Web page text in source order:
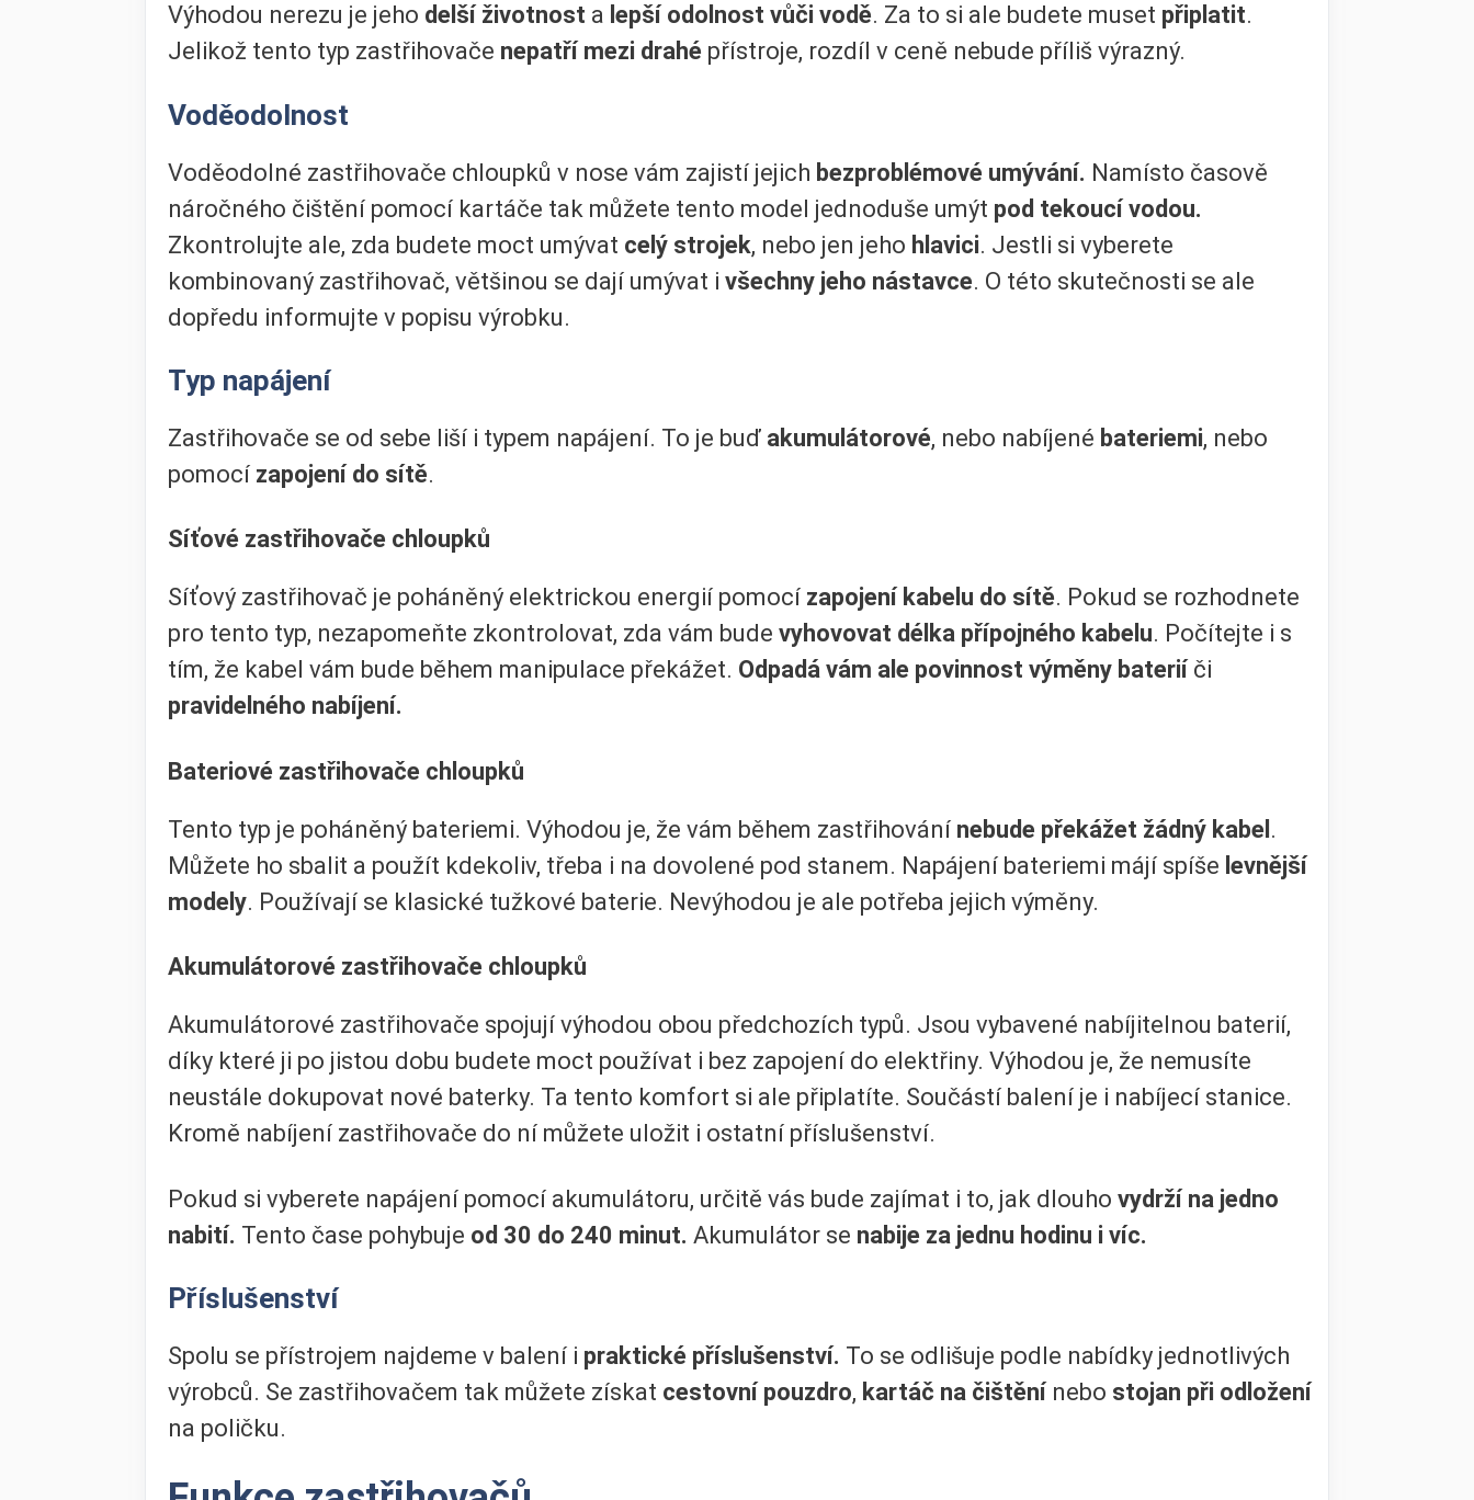
Výhodou nerezu je jeho delší životnost a lepší odolnost vůči vodě. Za to si ale budete muset připlatit.
Jelikož tento typ zastřihovače nepatří mezi drahé přístroje, rozdíl v ceně nebude příliš výrazný.
Voděodolnost
Voděodolné zastřihovače chloupků v nose vám zajistí jejich bezproblémové umývání. Namísto časově
náročného čištění pomocí kartáče tak můžete tento model jednoduše umýt pod tekoucí vodou.
Zkontrolujte ale, zda budete moct umývat celý strojek, nebo jen jeho hlavici. Jestli si vyberete
kombinovaný zastřihovač, většinou se dají umývat i všechny jeho nástavce. O této skutečnosti se ale
dopředu informujte v popisu výrobku.
Typ napájení
Zastřihovače se od sebe liší i typem napájení. To je buď akumulátorové, nebo nabíjené bateriemi, nebo
pomocí zapojení do sítě.
Síťové zastřihovače chloupků
Síťový zastřihovač je poháněný elektrickou energií pomocí zapojení kabelu do sítě. Pokud se rozhodnete
pro tento typ, nezapomeňte zkontrolovat, zda vám bude vyhovovat délka přípojného kabelu. Počítejte i s
tím, že kabel vám bude během manipulace překážet. Odpadá vám ale povinnost výměny baterií či
pravidelného nabíjení.
Bateriové zastřihovače chloupků
Tento typ je poháněný bateriemi. Výhodou je, že vám během zastřihování nebude překážet žádný kabel .
Můžete ho sbalit a použít kdekoliv, třeba i na dovolené pod stanem. Napájení bateriemi májí spíše levnější
modely. Používají se klasické tužkové baterie. Nevýhodou je ale potřeba jejich výměny.
Akumulátorové zastřihovače chloupků
Akumulátorové zastřihovače spojují výhodou obou předchozích typů. Jsou vybavené nabíjitelnou baterií,
díky které ji po jistou dobu budete moct používat i bez zapojení do elektřiny. Výhodou je, že nemusíte
neustále dokupovat nové baterky. Ta tento komfort si ale připlatíte. Součástí balení je i nabíjecí stanice.
Kromě nabíjení zastřihovače do ní můžete uložit i ostatní příslušenství.
Pokud si vyberete napájení pomocí akumulátoru, určitě vás bude zajímat i to, jak dlouho vydrží na jedno
nabití. Tento čase pohybuje od 30 do 240 minut. Akumulátor se nabije za jednu hodinu i víc.
Příslušenství
Spolu se přístrojem najdeme v balení i praktické příslušenství. To se odlišuje podle nabídky jednotlivých
výrobců. Se zastřihovačem tak můžete získat cestovní pouzdro, kartáč na čištění nebo stojan při odložení
na poličku.